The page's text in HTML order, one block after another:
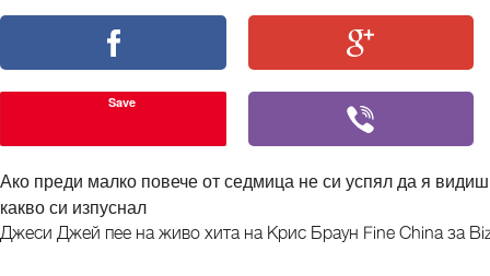
Save
Ако преди малко повече от седмица не си успял да я
какво си изпуснал
Джеси Джей пее на живо хита на Крис Браун Fine China за